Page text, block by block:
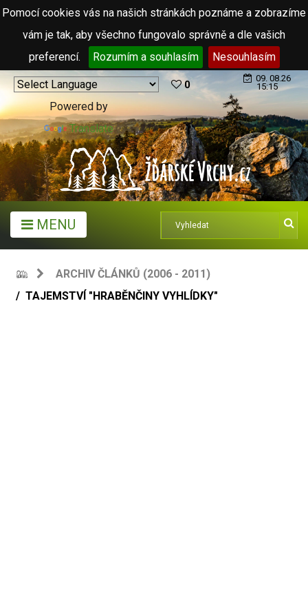
Pomocí cookies vás na našich stránkách poznáme a zobrazíme
vám je tak, aby všechno fungovalo správně a dle vašich
preferencí.
Rozumím a souhlasím Nesouhlasím
Powered by
Translate
0
09. 08.26
15:15
MENU
ARCHIV ČLÁNKŮ (2006 - 2011)
TAJEMSTVÍ "HRABĚNČINY VYHLÍDKY"